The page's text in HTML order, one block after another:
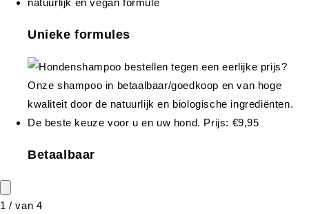
Unieke formules
Betaalbaar
1 /van 4